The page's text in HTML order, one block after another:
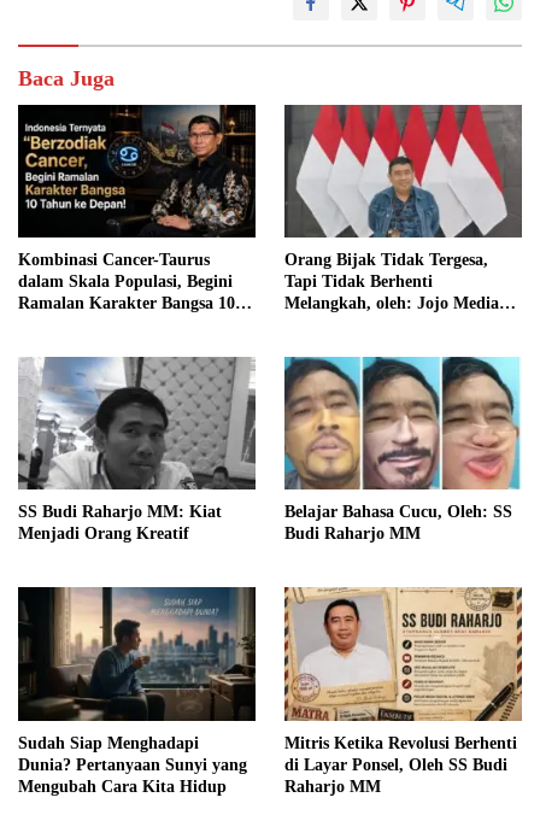
Baca Juga
Kombinasi Cancer-Taurus
dalam Skala Populasi, Begini
Ramalan Karakter Bangsa 10
Orang Bijak Tidak Tergesa,
Tapi Tidak Berhenti
Melangkah, oleh: Jojo Media
SS Budi Raharjo MM: Kiat
Menjadi Orang Kreatif
Belajar Bahasa Cucu, Oleh: SS
Budi Raharjo MM
Sudah Siap Menghadapi
Dunia? Pertanyaan Sunyi yang
Mengubah Cara Kita Hidup
Mitris Ketika Revolusi Berhenti
di Layar Ponsel, Oleh SS Budi
Raharjo MM